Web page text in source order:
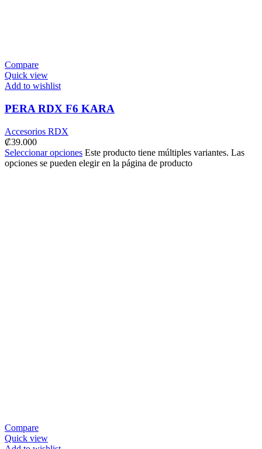
Compare
Quick view
Add to wishlist
PERA RDX F6 KARA
Accesorios RDX
₡39.000
Seleccionar opciones Este producto tiene múltiples variantes. Las
opciones se pueden elegir en la página de producto
Compare
Quick view